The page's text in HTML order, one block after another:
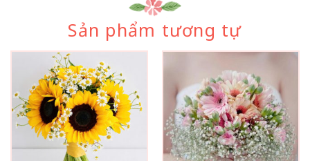
Sản phẩm tương tự